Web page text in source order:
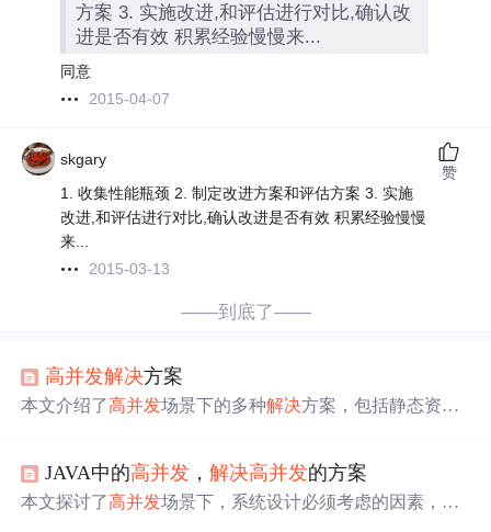
方案 3. 实施改进,和评估进行对比,确认改
进是否有效 积累经验慢慢来...
同意
2015-04-07
skgary
1. 收集性能瓶颈 2. 制定改进方案和评估方案 3. 实施
改进,和评估进行对比,确认改进是否有效 积累经验慢慢
来...
2015-03-13
赞
——到底了——
高并发解决方案
本文介绍了高并发场景下的多种解决方案，包括静态资源
峰。这些策略旨在提高系统性能，应对大流量冲击，确保
服务稳定。
JAVA中的高并发 ，解决高并发的方案
本文探讨了高并发场景下，系统设计必须考虑的因素，包